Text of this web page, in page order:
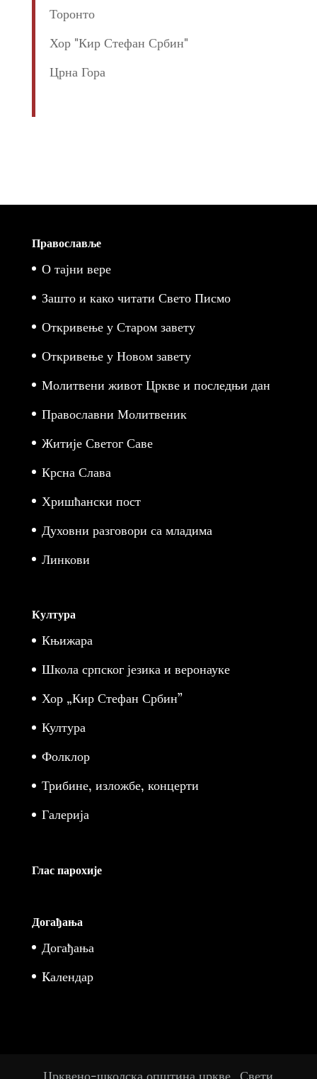
Торонто
Хор "Кир Стефан Србин"
Црна Гора
Православље
О тајни вере
Зашто и како читати Свето Писмо
Откривење у Старом завету
Откривење у Новом завету
Молитвени живот Цркве и последњи дан
Православни Молитвеник
Житије Светог Саве
Крсна Слава
Хришћански пост
Духовни разговори са младима
Линкови
Култура
Књижара
Школа српског језика и веронауке
Хор „Кир Стефан Србин”
Култура
Фолклор
Трибине, изложбе, концерти
Галерија
Глас парохије
Догађања
Догађања
Kалендар